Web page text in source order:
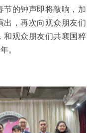
节的钟声即将敲响，加
出，再次向观众朋友们
和观众朋友们共襄国粹
。